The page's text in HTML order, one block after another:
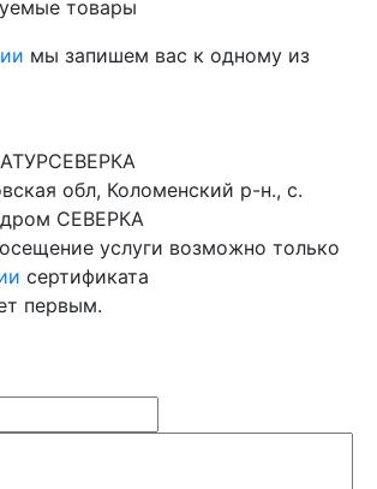
товары
мы запишем вас к одному из
обл, Коломенский р-н., с.
СЕВЕРКА
услуги возможно только
сертификата
первым.